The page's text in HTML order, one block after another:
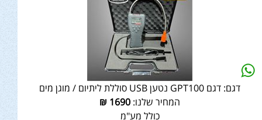
דגם: דגם GPT100 נטען USB סוללת ליתיום / מוגן מים
המחיר שלנו: 1690
₪
כולל מע"מ